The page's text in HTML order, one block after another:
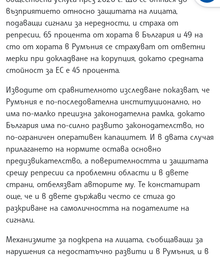
възприятието относно защитата на лицата,
подаващи сигнали за нередности, и страха от
репресии, 65 процента от хората в България и 49 на
сто от хората в Румъния се страхуват от ответни
мерки при докладване на корупция, докато средната
стойност за ЕС е 45 процента.
Изводите от сравнителното изследване показват, че
Румъния е по-последователна институционално, но
има по-малко прецизна законодателна рамка, докато
България има по-силно развито законодателство, но
по-ограничен оперативен капацитет. И в двата случая
прилагането на нормите остава основно
предизвикателство, а поверителността и защитата
срещу репресии са проблемни области и в двете
страни, отбелязват авторите му. Те констатират
още, че и в двете държави често се стига до
разкриване на самоличността на подателите на
сигнали.
Механизмите за подкрепа на лицата, съобщаващи за
нарушения са недостатъчно развити и в Румъния, и в